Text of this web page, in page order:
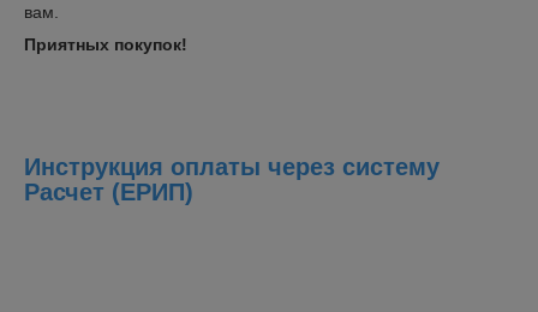
вам.
Приятных покупок!
Инструкция оплаты через систему
Расчет (ЕРИП)